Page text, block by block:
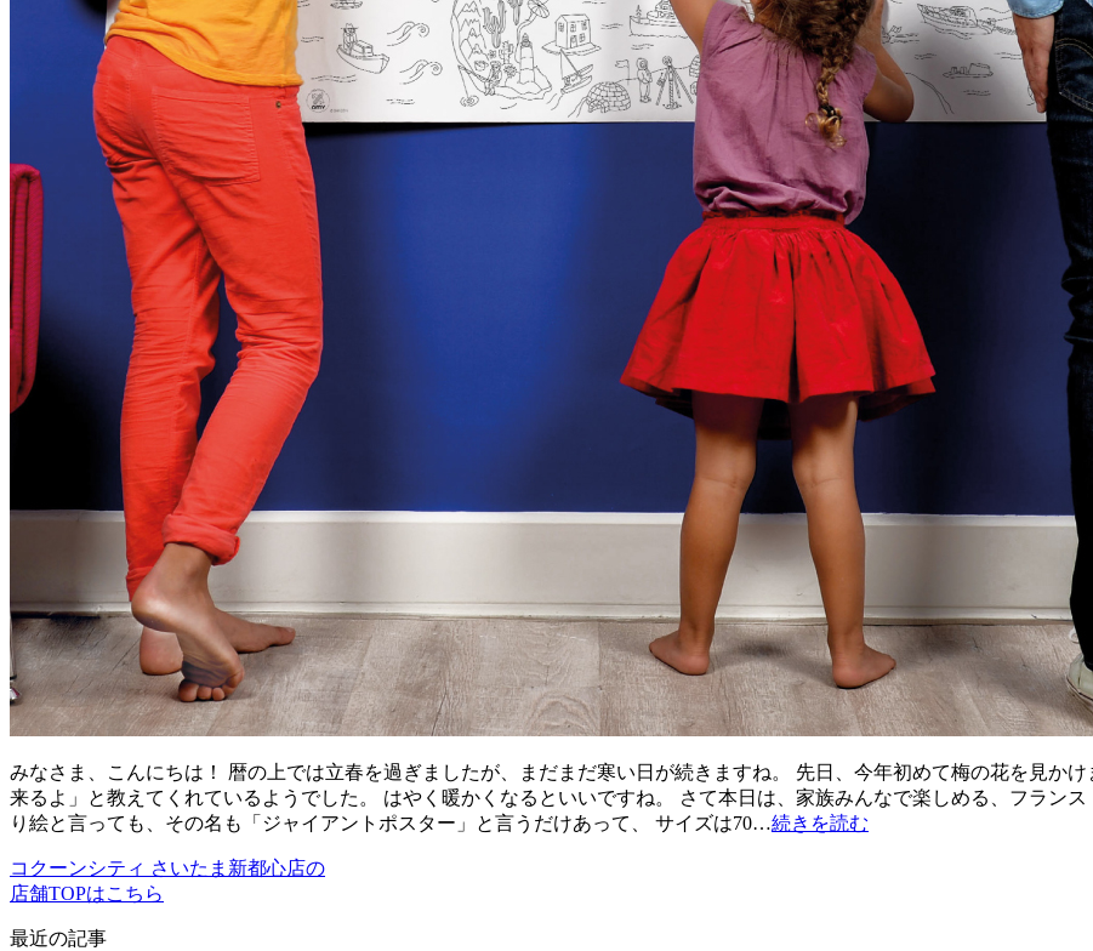
みなさま、こんにちは！ 暦の上では立春を過ぎましたが、まだまだ寒い日が続きますね。 先日、今年初めて梅の花を見か
来るよ」と教えてくれているようでした。 はやく暖かくなるといいですね。 さて本日は、家族みんなで楽しめる、フラン
り絵と言っても、その名も「ジャイアントポスター」と言うだけあって、 サイズは70…続きを読む
コクーンシティ さいたま新都心店の
店舗TOPはこちら
最近の記事